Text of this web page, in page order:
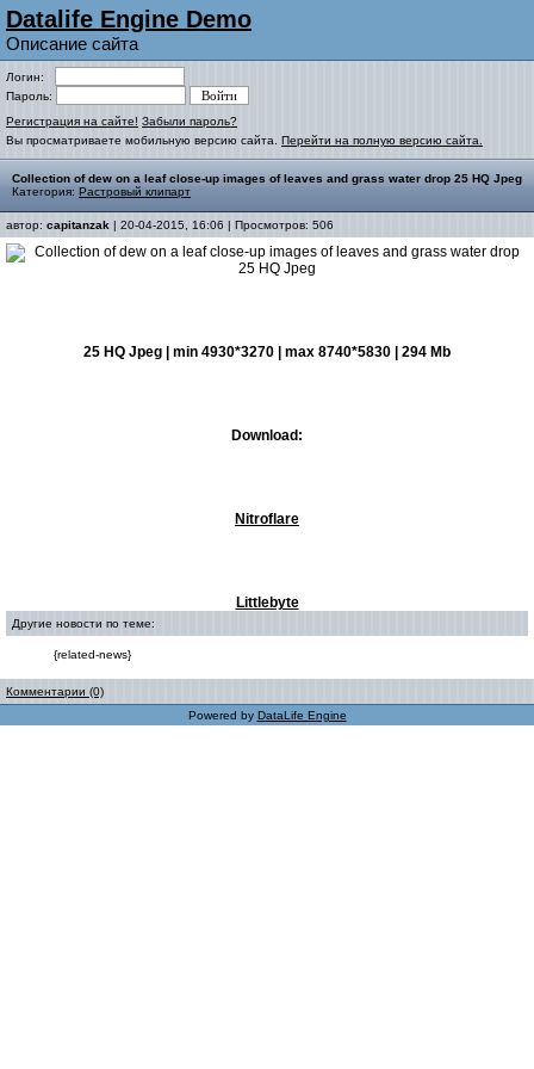
Datalife Engine Demo
Описание сайта
Логин:
Пароль:
Регистрация на сайте! Забыли пароль?
Вы просматриваете мобильную версию сайта. Перейти на полную версию сайта.
Collection of dew on a leaf close-up images of leaves and grass water drop 25 HQ Jpeg
Категория: Растровый клипарт
автор: capitanzak | 20-04-2015, 16:06 | Просмотров: 506
25 HQ Jpeg | min 4930*3270 | max 8740*5830 | 294 Mb
Download:
Nitroflare
Littlebyte
Другие новости по теме:
{related-news}
Комментарии (0)
Powered by DataLife Engine